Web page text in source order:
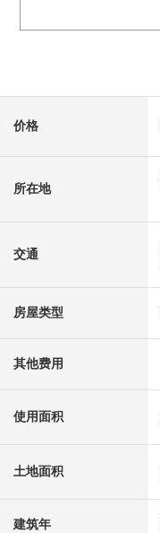
价格
所在地
交通
房屋类型
其他费用
使用面积
土地面积
建筑年